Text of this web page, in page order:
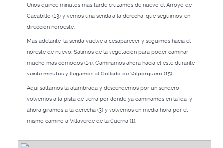
Unos quince minutos más tarde cruzamos de nuevo el Arroyo de
Cacabillo (13) y vemos una senda a la derecha, que seguimos, en
dirección noroeste.
Más adelante, la senda vuelve a desaparecer y seguimos hacia el
noreste de nuevo. Salimos de la vegetación para poder caminar
mucho más cómodos (14). Caminamos ahora hacia el este durante
veinte minutos y llegamos al Collado de Valporquero (15).
Aquí saltamos la alambrada y descendemos por un sendero,
volvemos a la pista de tierra por donde ya caminamos en la ida, y
ahora giramos a la derecha (3) y volvemos en media hora por el
mismo camino a Villaverde de la Cuerna (1).